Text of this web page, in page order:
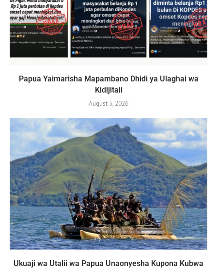
Papua Yaimarisha Mapambano Dhidi ya Ulaghai wa
Kidijitali
August 5, 2026
Ukuaji wa Utalii wa Papua Unaonyesha Kupona Kubwa